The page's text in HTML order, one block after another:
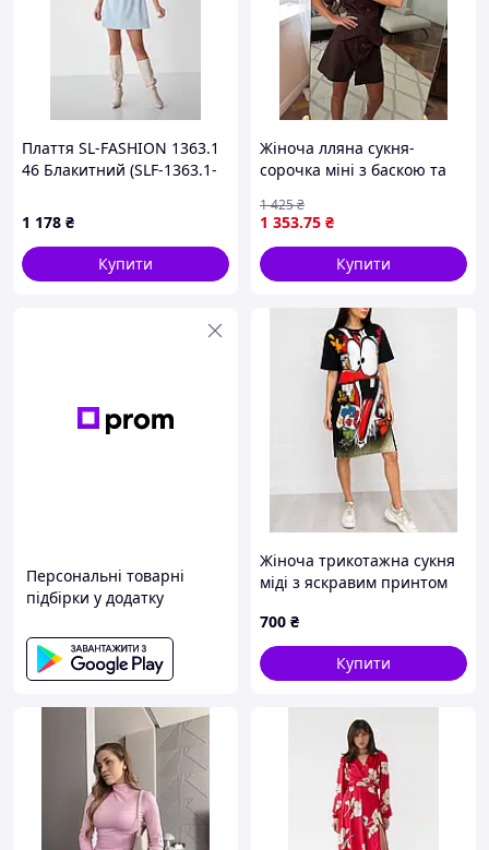
Плаття SL-FASHION 1363.1
46 Блакитний (SLF-1363.1-
1 178 ₴
Купити
Жіноча лляна сукня-
сорочка міні з баскою та
1 353.75 ₴
1 425₴
Купити
Персональні товарні
підбірки у додатку
Жіноча трикотажна сукня
міді з яскравим принтом
700 ₴
Купити